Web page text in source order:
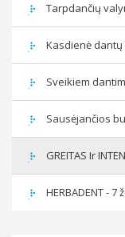
Tarpdančių
Kasdienė dantų
Sveikiem
Sausėjančios
GREITAS Ir
HERBADENT - 7